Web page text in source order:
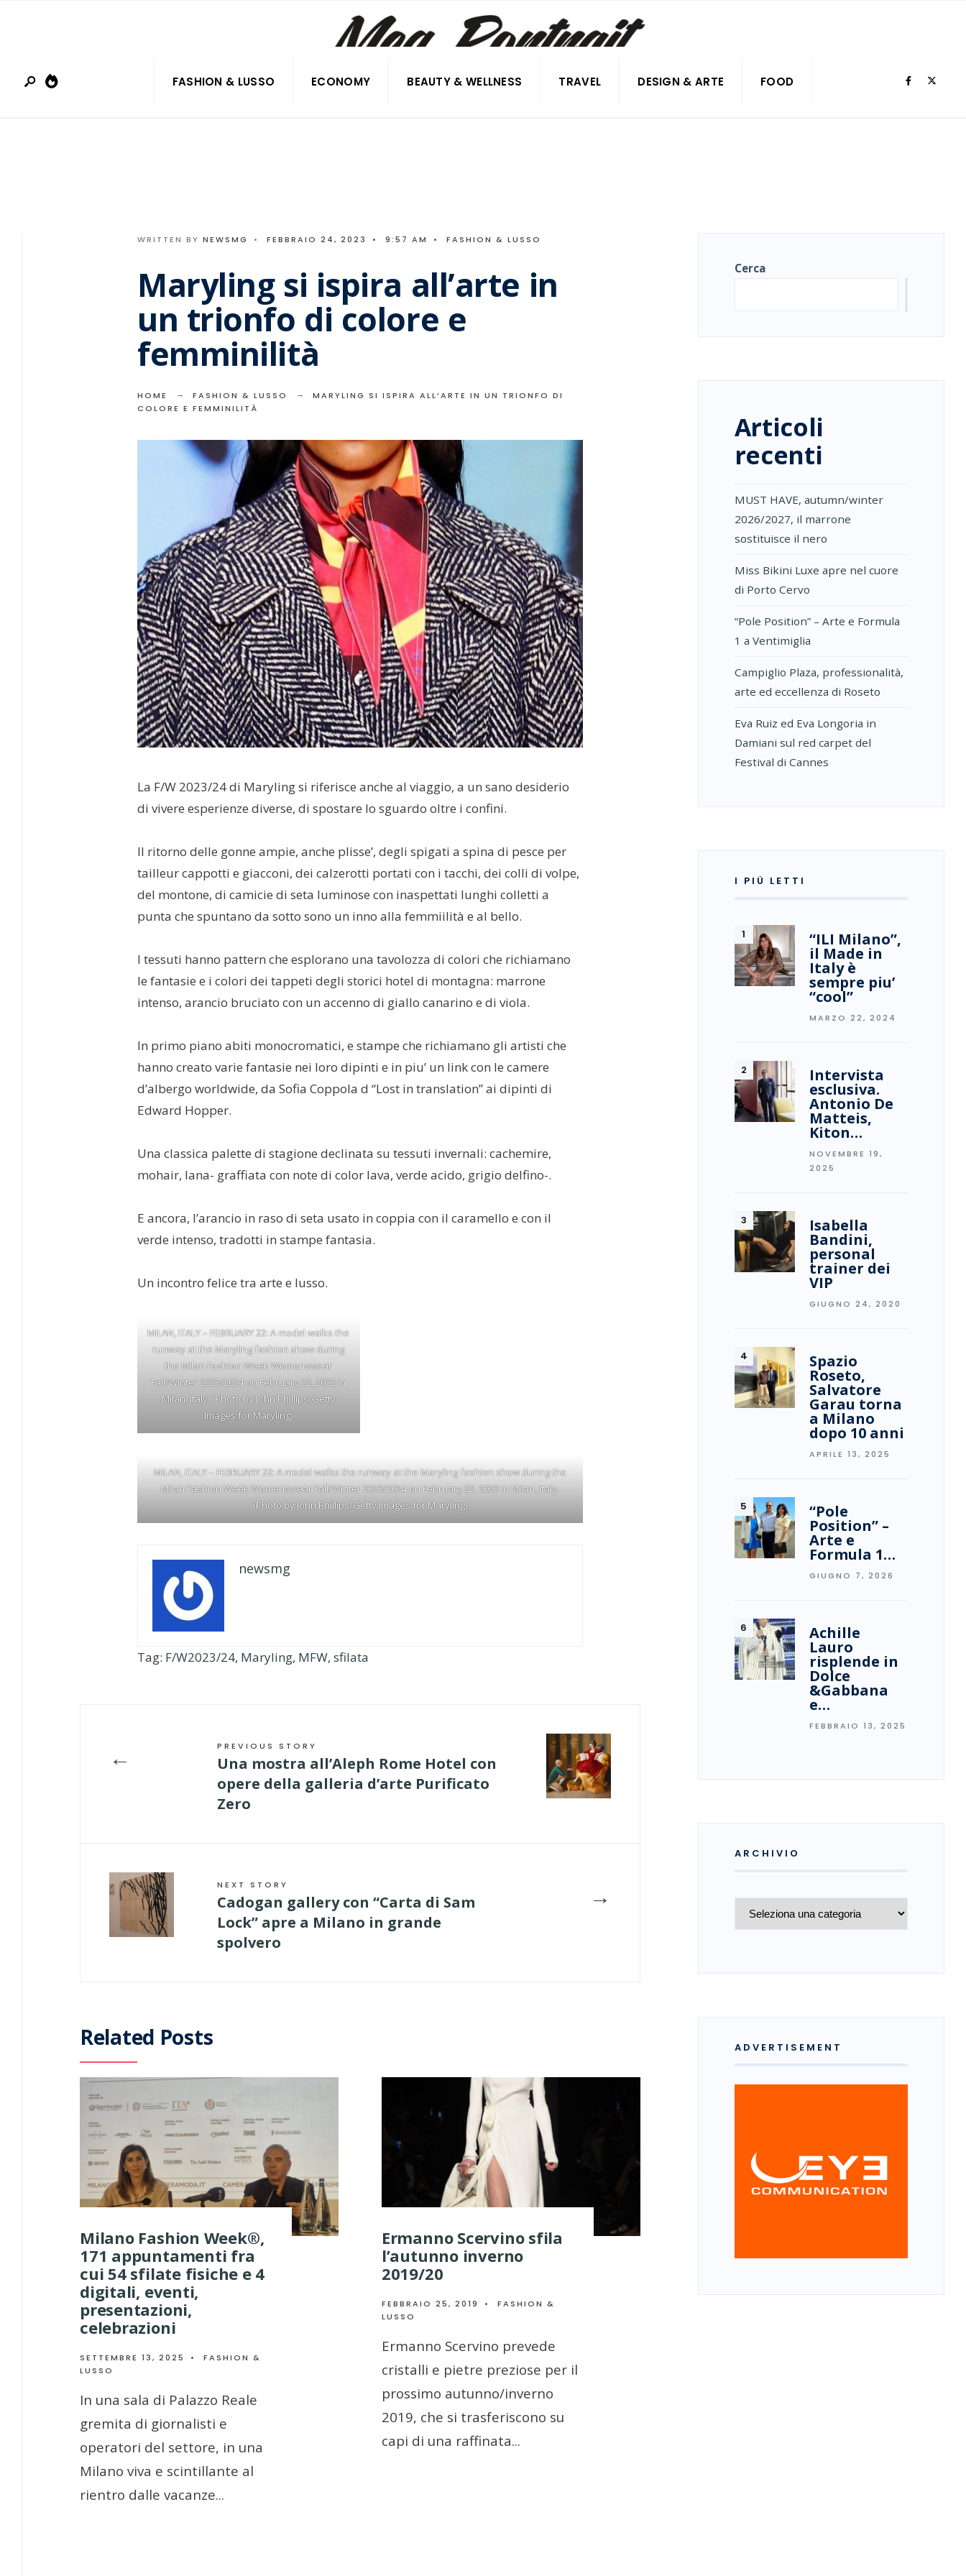
FASHION & LUSSO ECONOMY BEAUTY & WELLNESS TRAVEL DESIGN & ARTE FOOD
WRITTEN BY NEWSMG • FEBBRAIO 24, 2023 • 9:57 AM • FASHION & LUSSO
Maryling si ispira all’arte in
un trionfo di colore e
femminilità
HOME FASHION & LUSSO
MARYLING SI ISPIRA ALL’ARTE IN UN TRIONFO DI
COLORE E FEMMINILITÀ
La F/W 2023/24 di Maryling si riferisce anche al viaggio, a un sano desiderio
di vivere esperienze diverse, di spostare lo sguardo oltre i confini.
Il ritorno delle gonne ampie, anche plisse’, degli spigati a spina di pesce per
tailleur cappotti e giacconi, dei calzerotti portati con i tacchi, dei colli di volpe,
del montone, di camicie di seta luminose con inaspettati lunghi colletti a
punta che spuntano da sotto sono un inno alla femmiilità e al bello.
I tessuti hanno pattern che esplorano una tavolozza di colori che richiamano
le fantasie e i colori dei tappeti degli storici hotel di montagna: marrone
intenso, arancio bruciato con un accenno di giallo canarino e di viola.
In primo piano abiti monocromatici, e stampe che richiamano gli artisti che
hanno creato varie fantasie nei loro dipinti e in piu’ un link con le camere
d’albergo worldwide, da Sofia Coppola d “Lost in translation” ai dipinti di
Edward Hopper.
Una classica palette di stagione declinata su tessuti invernali: cachemire,
mohair, lana- graffiata con note di color lava, verde acido, grigio delfino-.
E ancora, l’arancio in raso di seta usato in coppia con il caramello e con il
verde intenso, tradotti in stampe fantasia.
Un incontro felice tra arte e lusso.
MILAN, ITALY – FEBRUARY 22: A model walks the
runway at the Maryling fashion show during
the Milan Fashion Week Womenswear
Fall/Winter 2023/2024 on February 22, 2023 in
Milan, Italy. (Photo by John Phillips/Getty
Images for Maryling)
MILAN, ITALY – FEBRUARY 22: A model walks the runway at the Maryling fashion show during the
Milan Fashion Week Womenswear Fall/Winter 2023/2024 on February 22, 2023 in Milan, Italy.
(Photo by John Phillips/Getty Images for Maryling)
newsmg
Tag: F/W2023/24, Maryling, MFW, sfilata
← PREVIOUS STORY
Una mostra all’Aleph Rome Hotel con
opere della galleria d’arte Purificato
Zero
→
NEXT STORY
Cadogan gallery con “Carta di Sam
Lock” apre a Milano in grande
spolvero
Related Posts
Milano Fashion Week®,
171 appuntamenti fra
cui 54 sfilate fisiche e 4
digitali, eventi,
presentazioni,
celebrazioni
SETTEMBRE 13, 2025 •
FASHION &
LUSSO
In una sala di Palazzo Reale
gremita di giornalisti e
operatori del settore, in una
Milano viva e scintillante al
rientro dalle vacanze...
Ermanno Scervino sfila
l’autunno inverno
2019/20
FEBBRAIO 25, 2019 •
FASHION &
LUSSO
Ermanno Scervino prevede
cristalli e pietre preziose per il
prossimo autunno/inverno
2019, che si trasferiscono su
capi di una raffinata...
Cerca
Articoli
recenti
MUST HAVE, autumn/winter
2026/2027, il marrone
sostituisce il nero
Miss Bikini Luxe apre nel cuore
di Porto Cervo
“Pole Position” – Arte e Formula
1 a Ventimiglia
Campiglio Plaza, professionalità,
arte ed eccellenza di Roseto
Eva Ruiz ed Eva Longoria in
Damiani sul red carpet del
Festival di Cannes
I PIÙ LETTI
“ILI Milano”,
il Made in
Italy è
sempre piu’
“cool”
MARZO 22, 2024
Intervista
esclusiva.
Antonio De
Matteis,
Kiton…
NOVEMBRE 19,
2025
Isabella
Bandini,
personal
trainer dei
VIP
GIUGNO 24, 2020
Spazio
Roseto,
Salvatore
Garau torna
a Milano
dopo 10 anni
APRILE 13, 2025
“Pole
Position” –
Arte e
Formula 1…
GIUGNO 7, 2026
Achille
Lauro
risplende in
Dolce
&Gabbana
e…
FEBBRAIO 13, 2025
ARCHIVIO
Archivio
ADVERTISEMENT